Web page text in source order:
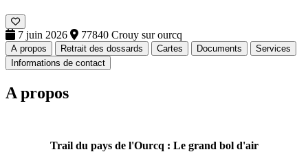
7 juin 2026 77840 Crouy sur ourcq
A propos Retrait des dossards Cartes Documents
Services
Informations de contact
A propos
Trail du pays de l'Ourcq : Le grand bol d'air